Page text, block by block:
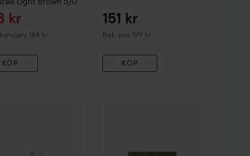
kr
184 kr
KÖP
151 kr
Rek. pris 199 kr
Rekommenderat pris 199 kr
KÖP